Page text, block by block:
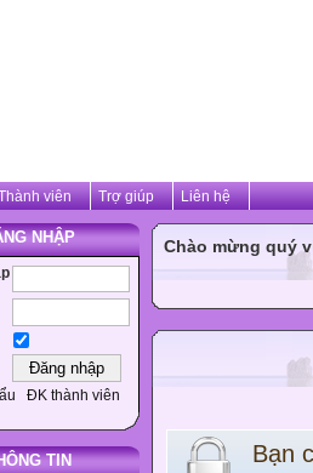
viên Trợ giúp Liên hệ
NHẬP
ĐK thành viên
TIN
Chào mừng quý
Bạn